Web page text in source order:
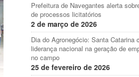
Prefeitura de Navegantes alerta
de processos licitatórios
2 de março de 2026
Dia do Agronegócio: Santa Catarina
liderança nacional na geração de
no campo
25 de fevereiro de 2026